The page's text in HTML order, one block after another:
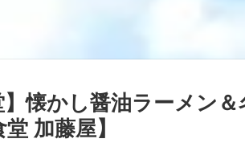
】懐かし醤油ラーメン
加藤屋】